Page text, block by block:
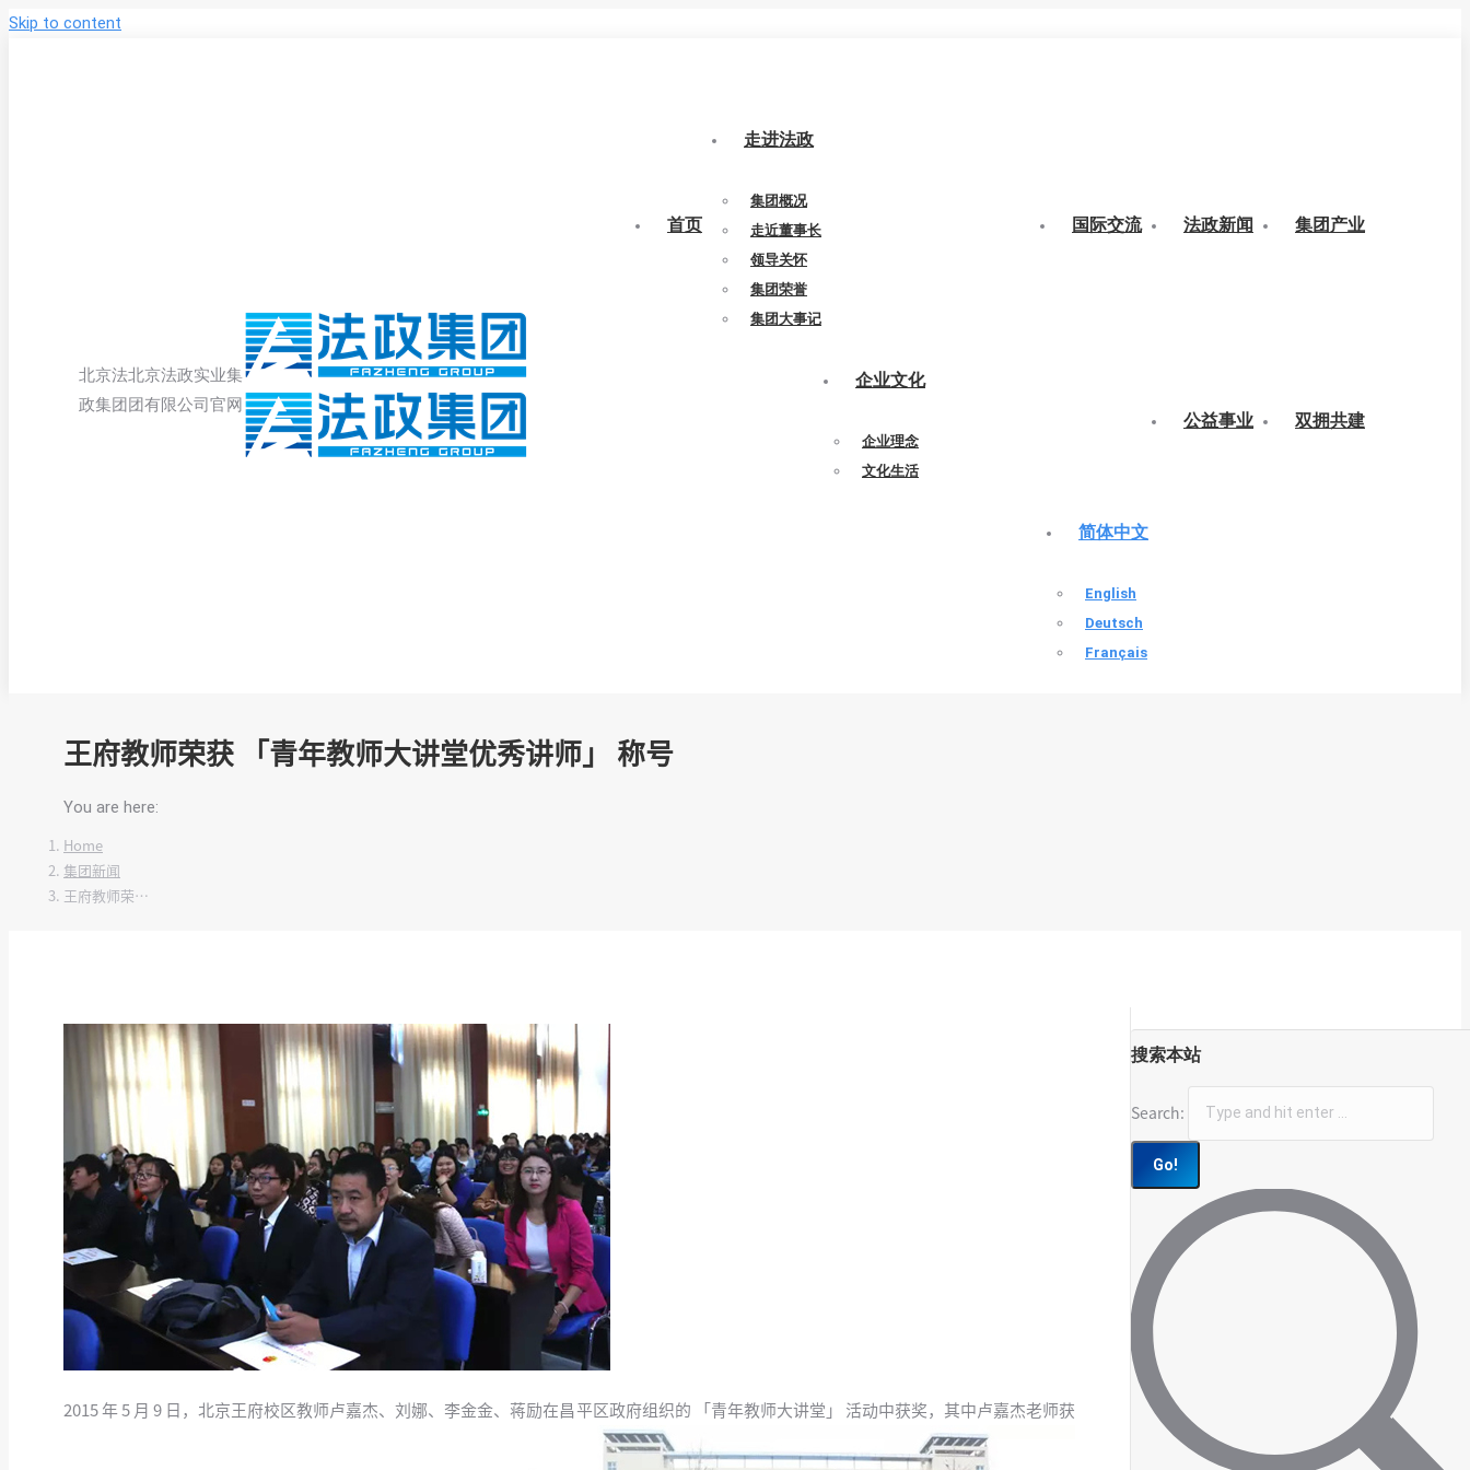
Skip to content
北京法
政集团
北京法政实业集
团有限公司官网
首页
走进法政
集团概况
走近董事长
领导关怀
集团荣誉
集团大事记
国际交流 法政新闻 集团产业
企业文化
企业理念
文化生活
公益事业 双拥共建
简体中文
English
Deutsch
Français
王府教师荣获 「青年教师大讲堂优秀讲师」 称号
You are here:
Home
集团新闻
王府教师荣…
2015 年 5 月 9 日，北京王府校区教师卢嘉杰、刘娜、李金金、蒋励在昌平区政府组织的 「青年教师大讲堂」 活动中获奖，其中卢嘉杰老师获
搜索本站
Search: